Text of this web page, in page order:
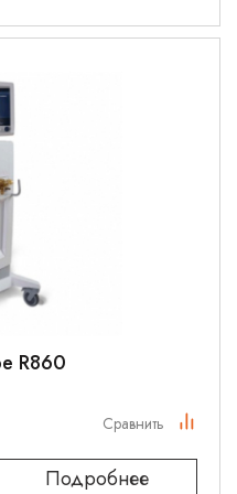
R860
Подробнее
Сравнить